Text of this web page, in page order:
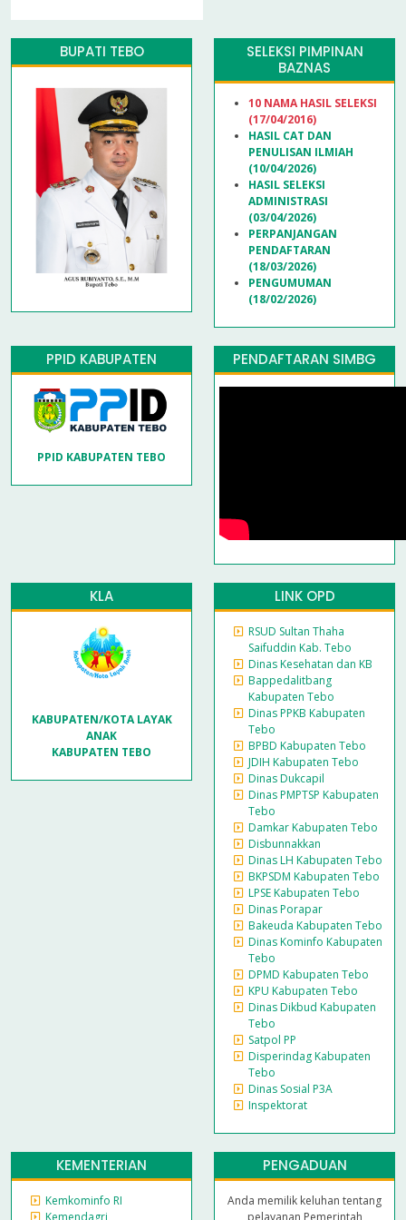
pertumbuhan ekonomi di Provinsi Jambi.
BUPATI TEBO
SELEKSI PIMPINAN
BAZNAS
10 NAMA HASIL SELEKSI
(17/04/2016)
HASIL CAT DAN
PENULISAN ILMIAH
(10/04/2026)
HASIL SELEKSI
ADMINISTRASI
(03/04/2026)
PERPANJANGAN
PENDAFTARAN
(18/03/2026)
PENGUMUMAN
(18/02/2026)
PPID KABUPATEN
PPID KABUPATEN TEBO
PENDAFTARAN SIMBG
KLA
KABUPATEN/KOTA LAYAK
ANAK
KABUPATEN TEBO
LINK OPD
RSUD Sultan Thaha
Saifuddin Kab. Tebo
Dinas Kesehatan dan KB
Bappedalitbang
Kabupaten Tebo
Dinas PPKB Kabupaten
Tebo
BPBD Kabupaten Tebo
JDIH Kabupaten Tebo
Dinas Dukcapil
Dinas PMPTSP Kabupaten
Tebo
Damkar Kabupaten Tebo
Disbunnakkan
Dinas LH Kabupaten Tebo
BKPSDM Kabupaten Tebo
LPSE Kabupaten Tebo
Dinas Porapar
Bakeuda Kabupaten Tebo
Dinas Kominfo Kabupaten
Tebo
DPMD Kabupaten Tebo
KPU Kabupaten Tebo
Dinas Dikbud Kabupaten
Tebo
Satpol PP
Disperindag Kabupaten
Tebo
Dinas Sosial P3A
Inspektorat
KEMENTERIAN
Kemkominfo RI
PENGADUAN
Anda memilik keluhan tentang